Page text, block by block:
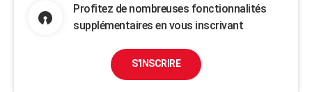
Profitez de nombreuses fonctionnalités
supplémentaires en vous inscrivant
S'INSCRIRE